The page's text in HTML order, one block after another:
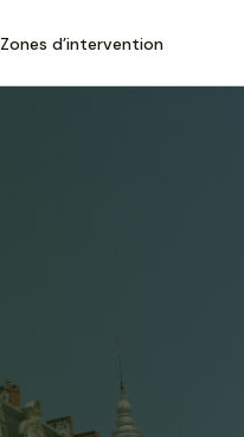
Zones d’intervention